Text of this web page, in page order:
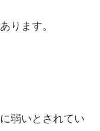
ります。
弱いとされてい